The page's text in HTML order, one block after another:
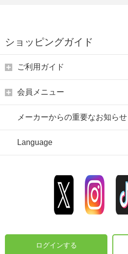
ショッピングガイド
ご利用ガイド
会員メニュー
メーカーからの重要なお知らせ
Language
ログインする